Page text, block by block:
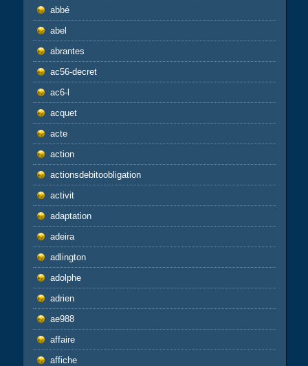
abbé
abel
abrantes
ac56-decret
ac6-l
acquet
acte
action
actionsdebitoobligation
activit
adaptation
adeira
adlington
adolphe
adrien
ae988
affaire
affiche